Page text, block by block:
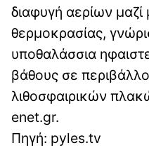
διαφυγή αερίων
θερμοκρασίας,
υποθαλάσσια
βάθους σε
λιθοσφαιρικών
enet.gr.
Πηγή: pyles.tv